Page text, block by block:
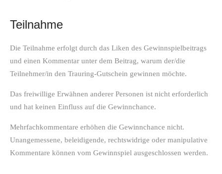
Teilnahme
Die Teilnahme erfolgt durch das Liken des Gewinnspielbeitrags
und einen Kommentar unter dem Beitrag, warum der/die
Teilnehmer/in den Trauring-Gutschein gewinnen möchte.
Das freiwillige Erwähnen anderer Personen ist nicht erforderlich
und hat keinen Einfluss auf die Gewinnchance.
Mehrfachkommentare erhöhen die Gewinnchance nicht.
Unangemessene, beleidigende, rechtswidrige oder manipulative
Kommentare können vom Gewinnspiel ausgeschlossen werden.